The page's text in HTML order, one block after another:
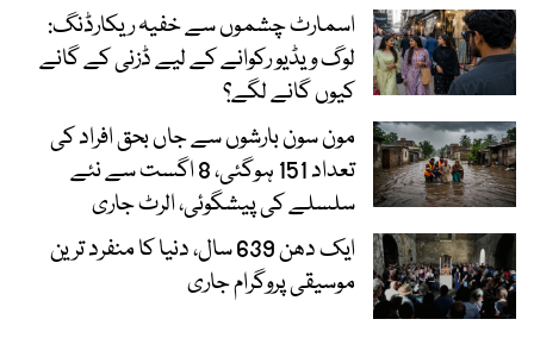
اسمارٹ چشموں سے خفیہ ریکارڈنگ:
لوگ ویڈیو رکوانے کے لیے ڈزنی کے گانے
کیوں گانے لگے؟
مون سون بارشوں سے جاں بحق افراد کی
تعداد 151 ہوگئی، 8 اگست سے نئے
سلسلے کی پیشگوئی، الرٹ جاری
ایک دھن 639 سال، دنیا کا منفرد ترین
موسیقی پروگرام جاری